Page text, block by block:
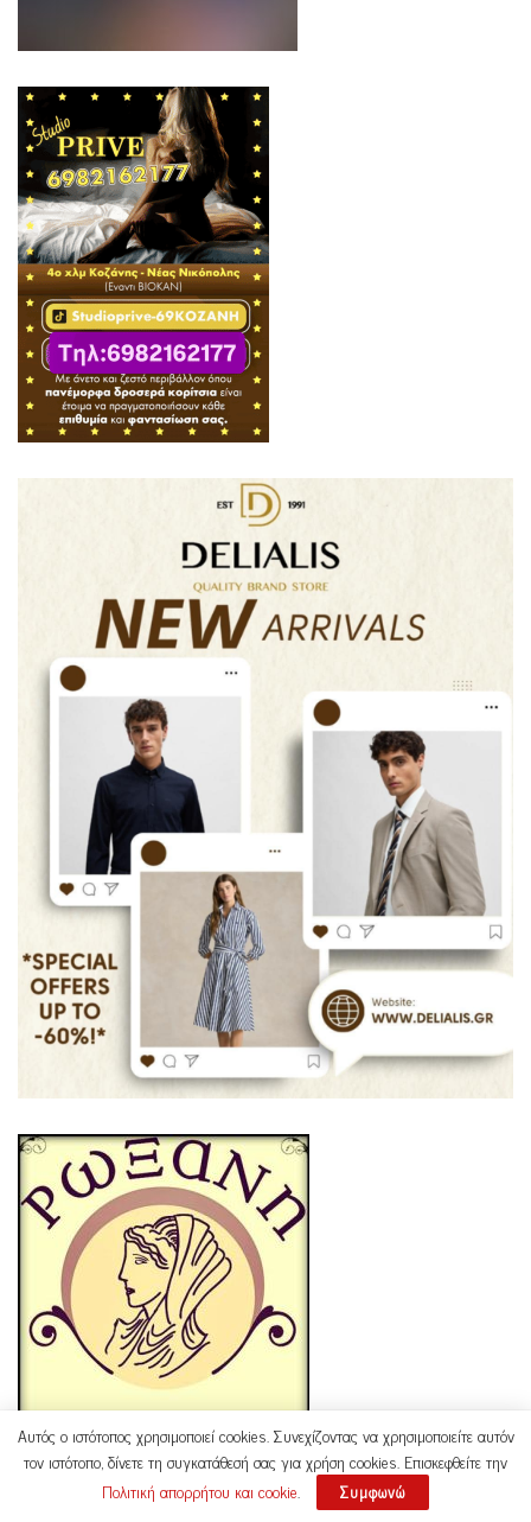
Αυτός ο ιστότοπος χρησιμοποιεί cookies. Συνεχίζοντας να χρησιμοποιείτε αυτόν
τον ιστότοπο, δίνετε τη συγκατάθεσή σας για χρήση cookies. Επισκεφθείτε την
Πολιτική απορρήτου και cookie. Συμφωνώ